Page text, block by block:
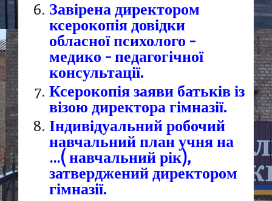
Завірена директором
ксерокопія довідки
обласної психолого –
медико – педагогічної
консультації.
Ксерокопія заяви батьків із
візою директора гімназії.
Індивідуальний робочий
навчальний план учня на
…( навчальний рік),
затверджений директором
гімназії.